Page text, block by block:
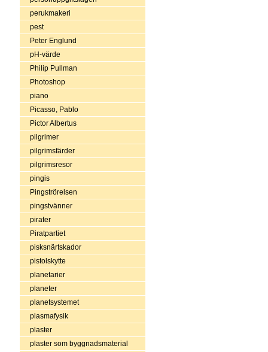
perukmakeri
pest
Peter Englund
pH-värde
Philip Pullman
Photoshop
piano
Picasso, Pablo
Pictor Albertus
pilgrimer
pilgrimsfärder
pilgrimsresor
pingis
Pingströrelsen
pingstvänner
pirater
Piratpartiet
pisksnärtskador
pistolskytte
planetarier
planeter
planetsystemet
plasmafysik
plaster
plaster som byggnadsmaterial